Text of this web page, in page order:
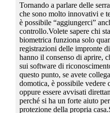
Tornando a parlare delle
che sono molto innovativi e
è possibile “aggiungerci”
controllo.Volete sapere chi
biometrica funziona solo
registrazioni delle impronte
hanno il consenso di aprire,
sui software di
questo punto, se avete
domotica, è possibile vedere
oppure essere avvisati
perché si ha un forte aiuto
protezione della propria